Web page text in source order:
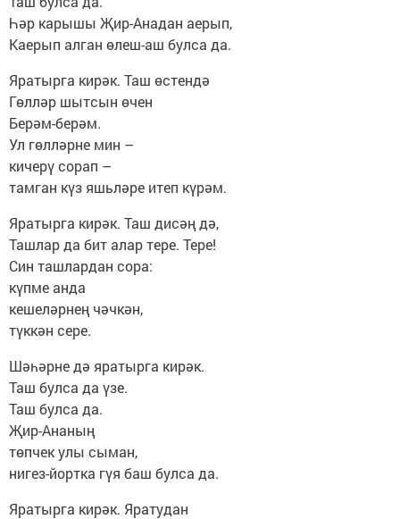
Һәр карышы Җир-Анадан аерып,
Каерып алган өлеш-аш булса да.
Яратырга кирәк. Таш өстендә
Гөлләр шытсын өчен
Берәм-берәм.
Ул гөлләрне мин –
кичерү сорап –
тамган күз яшьләре итеп күрәм.
Яратырга кирәк. Таш дисәң дә,
Ташлар да бит алар тере. Тере!
Син ташлардан сора:
күпме анда
кешеләрнең чәчкән,
түккән сере.
Шәһәрне дә яратырга кирәк.
Таш булса да үзе.
Таш булса да.
Җир-Ананың
төпчек улы сыман,
нигез-йортка гүя баш булса да.
Яратырга кирәк. Яратудан